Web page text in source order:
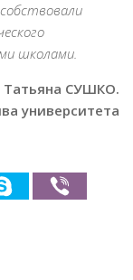
школами.
Татьяна СУШКО.
университета